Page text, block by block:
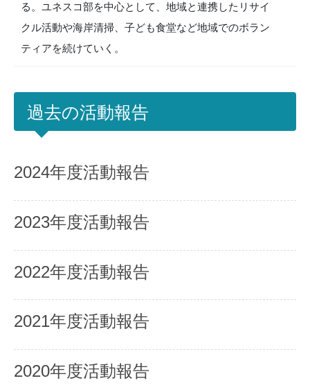
る。ユネスコ部を中心として、地域と連携したリサイ
クル活動や海岸清掃、子ども食堂など地域でのボラン
ティアを続けていく。
過去の活動報告
2024年度活動報告
2023年度活動報告
2022年度活動報告
2021年度活動報告
2020年度活動報告